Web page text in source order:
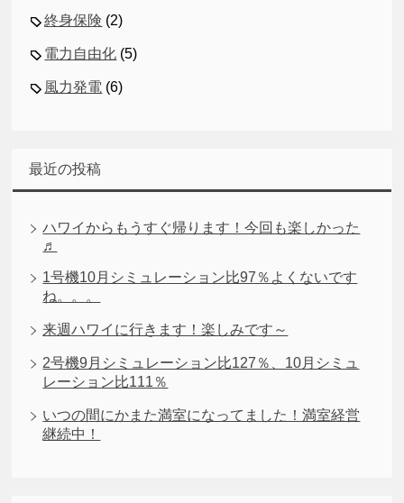
終身保険 (2)
電力自由化 (5)
風力発電 (6)
最近の投稿
ハワイからもうすぐ帰ります！今回も楽しかった
♬
1号機10月シミュレーション比97％よくないです
ね。。。
来週ハワイに行きます！楽しみです～
2号機9月シミュレーション比127％、10月シミュ
レーション比111％
いつの間にかまた満室になってました！満室経営
継続中！